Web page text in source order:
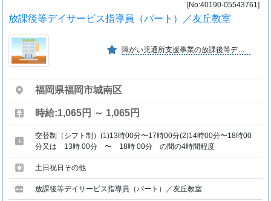
[No:40190-05543761]
放課後等デイサービス指導員（パート）／友丘教室
障がい児通所支援事業の放課後等デイサービス（福岡市指定事業）を行っております。
福岡県福岡市城南区
時給:1,065円 ～ 1,065円
交替制（シフト制）(1)13時00分〜17時00分(2)14時00分〜18時00
分又は 13時 00分 〜 18時 00分 の間の4時間程度
土日祝日その他
放課後等デイサービス指導員（パート）／友丘教室